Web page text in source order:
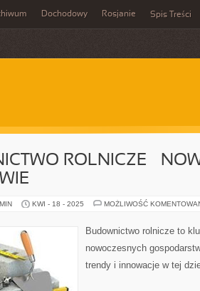
Dochodowy Rosjanie Spis Treści
ROLNICZE –
KWI - 18 - 2025 MOŻLIWOŚĆ
Budownictwo rolnicze to
nowoczesnych
trendy i innowacje w tej